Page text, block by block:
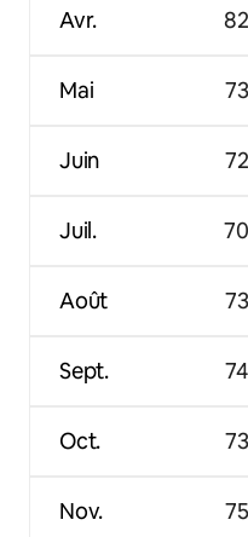
Avr.
Mai
Juin
Juil.
Août
Sept.
Oct.
Nov.